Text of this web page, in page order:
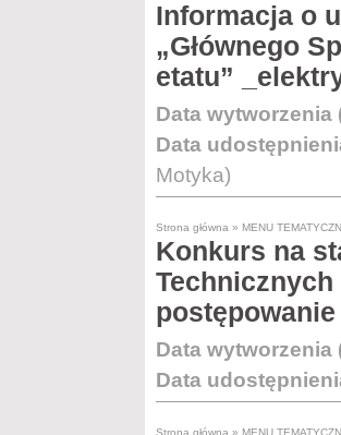
Informacja o
„Głównego
etatu”
Data wytworzenia
Data
Motyka)
Strona główna » MENU
Konkurs na
Data wytworzenia
Data
Strona główna » MENU